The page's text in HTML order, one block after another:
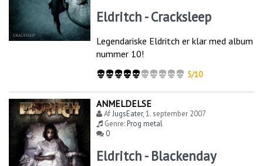
Eldritch - Cracksleep
Legendariske Eldritch er klar med album
nummer 10!
5/10
ANMELDELSE
AfJugsEater,1. september 2007
Genre:Prog metal
0
Eldritch - Blackenday